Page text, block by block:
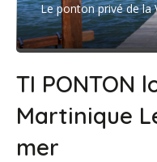
Le ponton privé de la
TI PONTON
Martinique
mer